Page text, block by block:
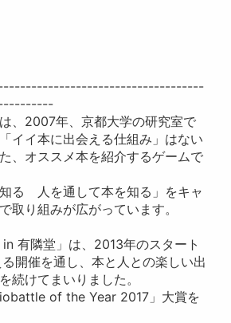
、2007年、京都大学の研究室で
イイ本に出会える仕組み」はない
、オススメ本を紹介するゲームで
知る 人を通して本を知る」をキャ
取り組みが広がっています。
in 有隣堂」は、2013年のスタート
開催を通し、本と人との楽しい出
続けてまいりました。
of the Year 2017」大賞を